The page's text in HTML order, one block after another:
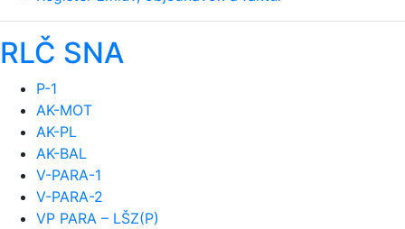
RLČ SNA
P-1
AK-MOT
AK-PL
AK-BAL
V-PARA-1
V-PARA-2
VP PARA – LŠZ(P)